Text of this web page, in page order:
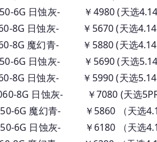
6G 日蚀灰- ￥4980 (天选
8G 日蚀灰- ￥5670 (天选
8G 魔幻青- ￥5880 (天选
6G 日蚀灰- ￥5690 (天选
8G 日蚀灰- ￥5990 (天选
8G 日蚀灰- ￥7080 (天选
6G 魔幻青- ￥5860 （天选
6G 日蚀灰- ￥6180 （天选